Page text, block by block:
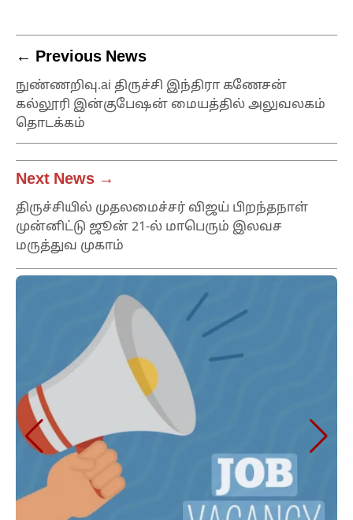
← Previous News
நுண்ணறிவு.ai திருச்சி இந்திரா கணேசன்
கல்லூரி இன்குபேஷன் மையத்தில் அலுவலகம்
தொடக்கம்
Next News →
திருச்சியில் முதலமைச்சர் விஜய் பிறந்தநாள்
முன்னிட்டு ஜூன் 21-ல் மாபெரும் இலவச
மருத்துவ முகாம்